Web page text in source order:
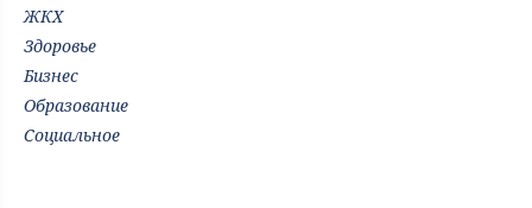
ЖКХ
Здоровье
Бизнес
Образование
Социальное